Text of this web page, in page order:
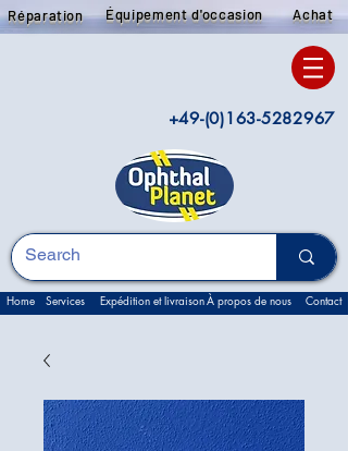
Réparation Équipement d'occasion Achat
+49-(0)163-5282967
Home Services Expédition et livraisonÀ propos de nous Contact